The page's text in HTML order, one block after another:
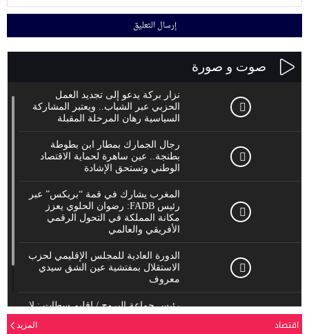
صوت و صورة
نزار بركة يدعو إلى تجديد العمل
الحزبي عبر الشباب.. ويعتبر المشاركة
السياسية رهان المرحلة المقبلة
رجال الجمارك بمطار ابن بطوطة
بطنجة.. عين ساهرة لحماية الاقتصاد
الوطني وتستحق الإشادة
المغرب يشارك في قمة “بريكس” عبر
رئيس FADB: رضوان الحلوي يعزز
مكانة المملكة في التحول الرقمي
الأفريقي والعالمي
الدورة العادية للمجلس الإقليمي لحزب
الاستقلال بمفتشية عين الشق سيدي
معروف
رئيس جماعة البروج / اقليم سطات : لا
يحترم جلالة الملك محمد السادس
اقتصاد المزيد